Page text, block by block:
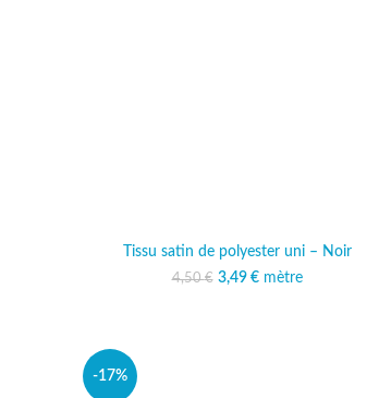
Tissu satin de polyester uni – Noir
4,50€
Le prix initial était :
3,49 € Le prix actuel est :
mètre
-17%